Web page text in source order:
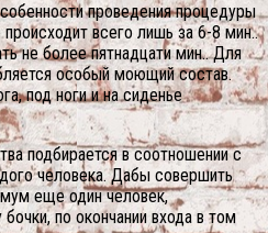
проведения процедуры
всего лишь за 6-8 мин..
не более пятнадцати мин.. Для
особый моющий состав.
под ноги и на сиденье
подбирается в соотношении с
человека. Дабы совершить
еще один человек,
по окончании входа в том